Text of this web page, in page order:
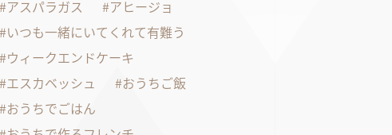
アスパラガス
アヒージョ
いつも一緒にいてくれて有難う
ウィークエンドケーキ
エスカベッシュ
おうちご飯
おうちでごはん